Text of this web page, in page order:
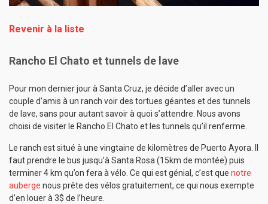
Revenir à la liste
Rancho El Chato et tunnels de lave
Pour mon dernier jour à Santa Cruz, je décide d’aller avec un
couple d’amis à un ranch voir des tortues géantes et des tunnels
de lave, sans pour autant savoir à quoi s’attendre. Nous avons
choisi de visiter le Rancho El Chato et les tunnels qu’il renferme.
Le ranch est situé à une vingtaine de kilomètres de Puerto Ayora. Il
faut prendre le bus jusqu’à Santa Rosa (15km de montée) puis
terminer 4 km qu’on fera à vélo. Ce qui est génial, c’est que notre
auberge nous prête des vélos gratuitement, ce qui nous exempte
d’en louer à 3$ de l’heure.